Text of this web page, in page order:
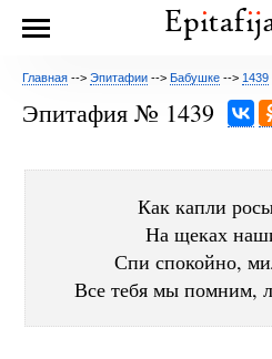
Главная --> Эпитафии --> Бабушке --> 1439
Эпитафия № 1439
Как капли
На щеках
Спи спокойно,
Все тебя мы помним,